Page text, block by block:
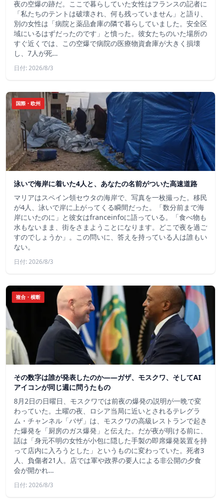
夜の空爆の跡だ。ここで暮らしていた女性はフランスの記者に
「私たちのテントは破壊され、何も残っていません」と語り、
別の女性は「病院と薬品倉庫の隣で暮らしていました。安全区
域にいるはずだったのです」と憤った。彼女たちのいた場所の
すぐ近くでは、この空爆で病院の医療物資倉庫が大きく損壊
し、7人が死…
日付: 2026/8/3
国際・欧州
泳いで海岸に着いた4人と、あなたの名前がついた高速道路
マリアはスペイン領セウタの海岸で、写真を一枚撮った。移民
が4人、泳いで岸に上がってくる瞬間だった。「数分前まで海
岸にいたのに」と彼女はfranceinfoに語っている。「食べ物も
水もないまま、街をさまようことになります。どこで夜を過ご
すのでしょうか」。この問いに、答えを持っている人は誰もい
ない。
日付: 2026/8/3
複合・横断
その数字は誰が発表したのか——ガザ、モスクワ、そしてAI
アイコンが同じ週に問うたもの
8月2日の日曜日、モスクワでは前夜の爆発の説明が一晩で変
わっていた。土曜の夜、ロシア当局に近いとされるテレグラ
ム・チャンネル「バザ」は、モスクワの高級レストランで起き
た爆発を「厨房のガス爆発」と伝えた。だが夜が明ける前に、
話は「身元不明の女性が小包に隠した手製の即席爆発装置を持
って店内に入ろうとした」というものに変わっていた。死者3
人、負傷者21人。店では軍や政界の要人による非公開の夕食
会が開かれ…
日付: 2026/8/3